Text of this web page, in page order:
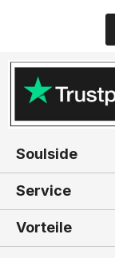
Soulside
Service
Vorteile